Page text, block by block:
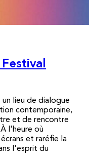
un lieu de dialogue
contemporaine,
et de rencontre
l'heure où
et raréfie la
l'esprit du